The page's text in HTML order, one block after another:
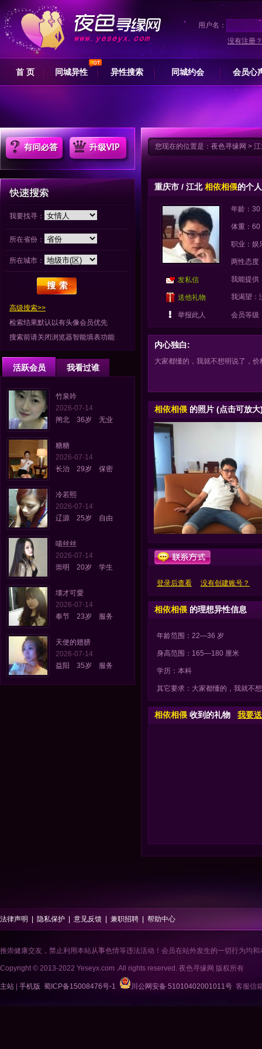
用户名：
没有注册？
首 页 同城异性 异性搜索 同城约会 会员心
我要找寻：
所在省份：
所在城市：
高级搜索>>
检索结果默认以有头像会员优先
搜索前请关闭浏览器智能填表功能
活跃会员 我看过谁
竹泉吟
2026-07-14
闸北 36岁 无业
糖糖
2026-07-14
长治 29岁 保密
冷若熙
2026-07-14
辽源 25岁 自由
喵丝丝
2026-07-14
崇明 20岁 学生
壊才可愛
2026-07-14
奉节 23岁 服务
天使的翅膀
2026-07-14
益阳 35岁 服务
您现在的位置是： 夜色寻缘网 >
重庆市 / 江北相依相偎的个
发私信
送他礼物
举报此人
年龄：30
体重：60
职业：娱
两性态度
我能提供
我渴望：
会员等级
内心独白:
大家都懂的，我就不想明说了，价
相依相偎 的照片 (点击可放大
登录后查看 没有创建账号？
相依相偎 的理想异性信息
年龄范围：22—36 岁
身高范围：165—180 厘米
学历：本科
其它要求：大家都懂的，我就不
相依相偎 收到的礼物 我要
法律声明 隐私保护 意见反馈 兼职招聘 帮助中心
推崇健康交友，禁止利用本站从事色情等违法活动！会员在站外发生的一切行为均
Copyright © 2013-2022 Yeseyx.com .All rights reserved. 夜色寻缘网 版权所有
主站 手机版 蜀ICP备15008476号-1 川公网安备 51010402001011号 客服信